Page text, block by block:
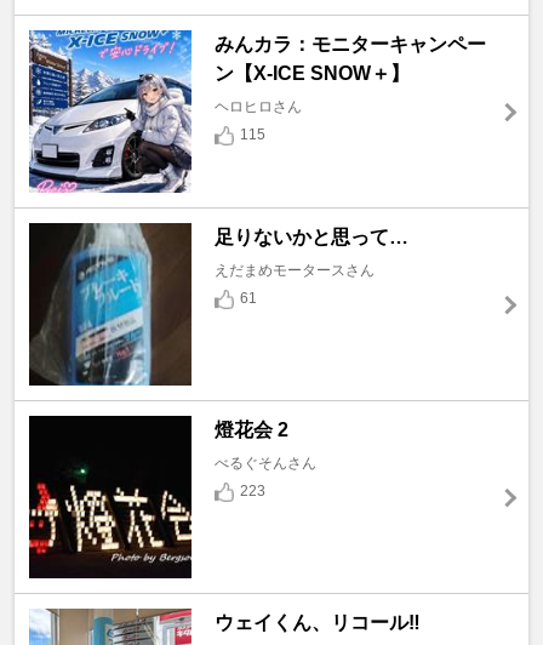
みんカラ：モニターキャンペー
ン【X-ICE SNOW＋】
ヘロヒロさん
115
足りないかと思って…
えだまめモータースさん
61
燈花会 2
べるぐそんさん
223
ウェイくん、リコール‼️